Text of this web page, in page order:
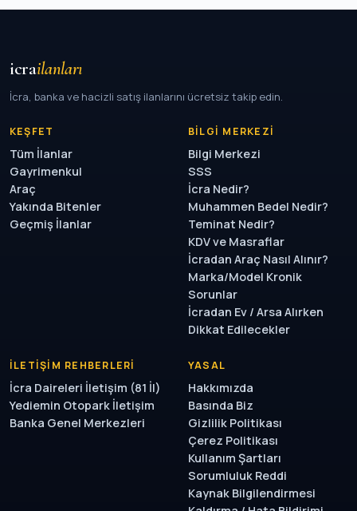
icrailanları
İcra, banka ve hacizli satış ilanlarını ücretsiz takip edin.
KEŞFET
Tüm İlanlar
Gayrimenkul
Araç
Yakında Bitenler
Geçmiş İlanlar
BILGI MERKEZI
Bilgi Merkezi
SSS
İcra Nedir?
Muhammen Bedel Nedir?
Teminat Nedir?
KDV ve Masraflar
İcradan Araç Nasıl Alınır?
Marka/Model Kronik
Sorunlar
İcradan Ev / Arsa Alırken
Dikkat Edilecekler
İLETIŞIM REHBERLERI
İcra Daireleri İletişim (81 İl)
Yediemin Otopark İletişim
Banka Genel Merkezleri
YASAL
Hakkımızda
Basında Biz
Gizlilik Politikası
Çerez Politikası
Kullanım Şartları
Sorumluluk Reddi
Kaynak Bilgilendirmesi